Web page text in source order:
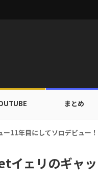
まとめ
入証を公開…証明写真でも完璧
イェリのギャ